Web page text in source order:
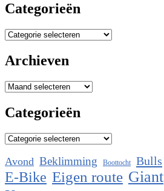
Categorieën
Categorieën
Archieven
Archieven
Categorieën
Categorieën
Avond Beklimming Boottocht Bulls
E-Bike Eigen route Giant